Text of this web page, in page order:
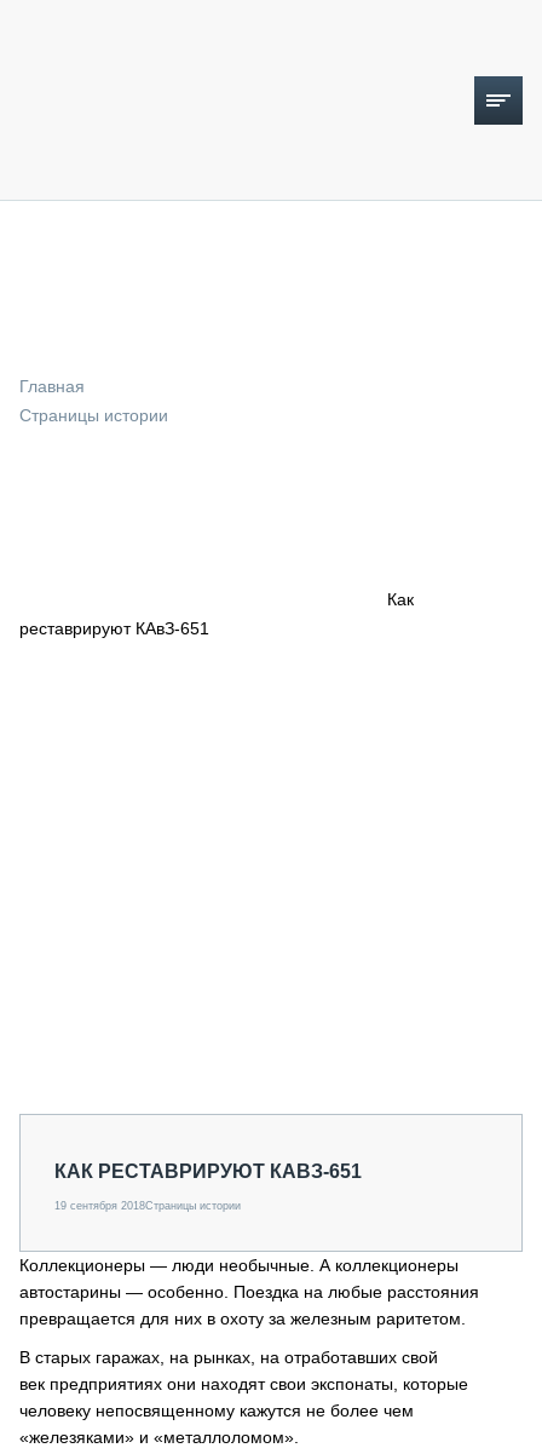
ОБЗОР РЫНКА
МЕРОПРИЯТИЯ
Главная
Страницы истории
Как
реставрируют КАвЗ-651
КАК РЕСТАВРИРУЮТ КАВЗ-651
19 сентября 2018Страницы истории
Коллекционеры — люди необычные. А коллекционеры
автостарины — особенно. Поездка на любые расстояния
превращается для них в охоту за железным раритетом.
В старых гаражах, на рынках, на отработавших свой
век предприятиях они находят свои экспонаты, которые
человеку непосвященному кажутся не более чем
«железяками» и «металлоломом».